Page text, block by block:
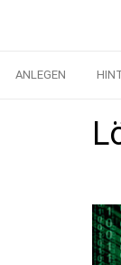
ANLEGEN